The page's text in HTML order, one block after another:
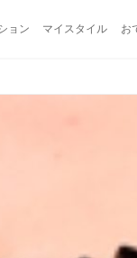
ョン マイスタイル お